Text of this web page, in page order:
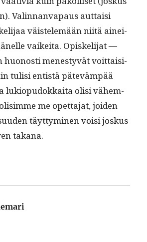
Valin­nan­va­paus aut­taisi
väis­telemään niitä ainei­
vaikei­ta. Opiske­li­jat —
huonos­ti men­estyvät voit­taisi­
tulisi entistä päteväm­pää
lukiop­u­dokkai­ta olisi vähem­
me opet­ta­jat, joiden
täyt­tymi­nen voisi joskus
takana.